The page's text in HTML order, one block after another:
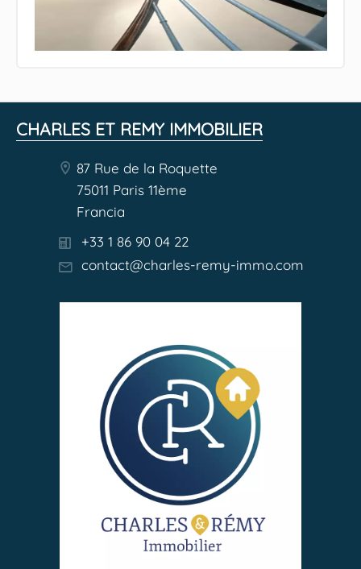
CHARLES ET REMY IMMOBILIER
87 Rue de la Roquette
75011 Paris 11ème
Francia
+33 1 86 90 04 22
contact@charles-remy-immo.com